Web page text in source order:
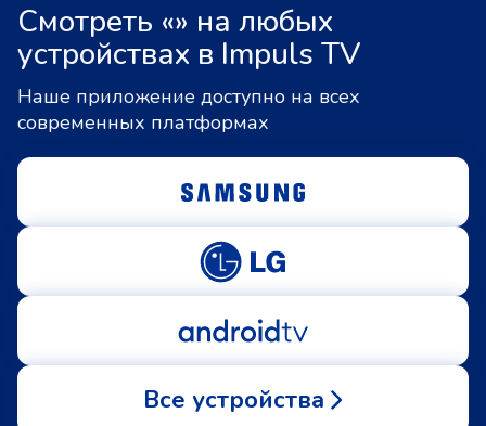
Смотреть «» на любых
устройствах в Impuls TV
Наше приложение доступно на всех
современных платформах
Все устройства